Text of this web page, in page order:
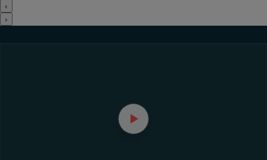
‹
›